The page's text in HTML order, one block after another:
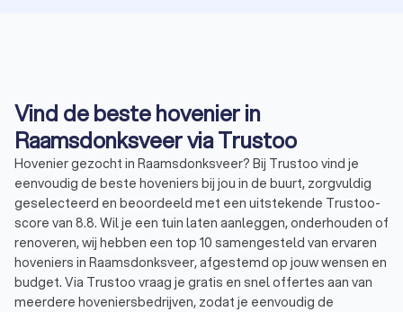
Vind de beste hovenier in
Raamsdonksveer via Trustoo
Hovenier gezocht in Raamsdonksveer? Bij Trustoo vind je
eenvoudig de beste hoveniers bij jou in de buurt, zorgvuldig
geselecteerd en beoordeeld met een uitstekende Trustoo-
score van 8.8. Wil je een tuin laten aanleggen, onderhouden of
renoveren, wij hebben een top 10 samengesteld van ervaren
hoveniers in Raamsdonksveer, afgestemd op jouw wensen en
budget. Via Trustoo vraag je gratis en snel offertes aan van
meerdere hoveniersbedrijven, zodat je eenvoudig de